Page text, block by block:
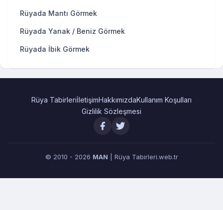
Rüyada Mantı Görmek
Rüyada Yanak / Beniz Görmek
Rüyada İbik Görmek
Rüya TabirleriİletişimHakkımızdaKullanım Koşulları
Gizlilik Sözleşmesi
© 2010 - 2026 MAN | Rüya Tabirleri.web.tr